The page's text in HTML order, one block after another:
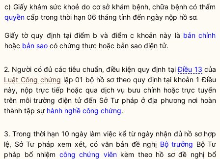
c) Giấy khám sức khoẻ do cơ sở khám bệnh, chữa bệnh có thẩm
quyền cấp trong thời hạn 06 tháng tính đến ngày nộp hồ sơ.
Giấy tờ quy định tại điểm b và điểm c khoản này là bản chính
hoặc bản sao có chứng thực hoặc bản sao điện tử.
2. Người có đủ các tiêu chuẩn, điều kiện quy định tạiĐiều 13 của
Luật Công chứng lập 01 bộ hồ sơ theo quy định tại khoản 1 Điều
này, nộp trực tiếp hoặc qua dịch vụ bưu chính hoặc trực tuyến
trên môi trường điện tử đến Sở Tư pháp ở địa phương nơi hoàn
thành tập sự hành nghề công chứng.
3. Trong thời hạn 10 ngày làm việc kể từ ngày nhận đủ hồ sơ hợp
lệ, Sở Tư pháp xem xét, có văn bản đề nghị Bộ trưởng Bộ Tư
pháp bổ nhiệm công chứng viênkèm theo hồ sơ đề nghị bổ